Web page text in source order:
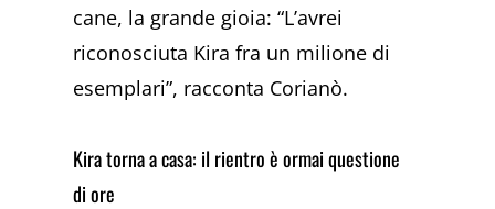
cane, la grande gioia: “L’avrei
riconosciuta Kira fra un milione di
esemplari”, racconta Corianò.
Kira torna a casa: il rientro è ormai questione
di ore